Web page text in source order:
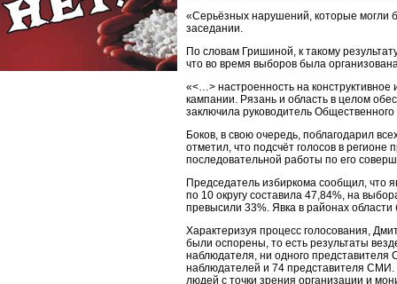
«Серьёзных нарушений, которые могли
заседании.
По словам Гришиной, к такому
что во время выборов была
«<…> настроенность на
кампании. Рязань и область в целом
заключила руководитель
Боков, в свою очередь, поблагодарил
отметил, что подсчёт голосов в
последовательной работы по его
Председатель избиркома сообщил, что
по 10 округу составила 47,84%, на
превысили 33%. Явка в районах
Характеризуя процесс голосования,
были оспорены, то есть результаты
наблюдателя, ни одного
наблюдателей и 74 представителя СМИ.
людей с точки зрения организации и